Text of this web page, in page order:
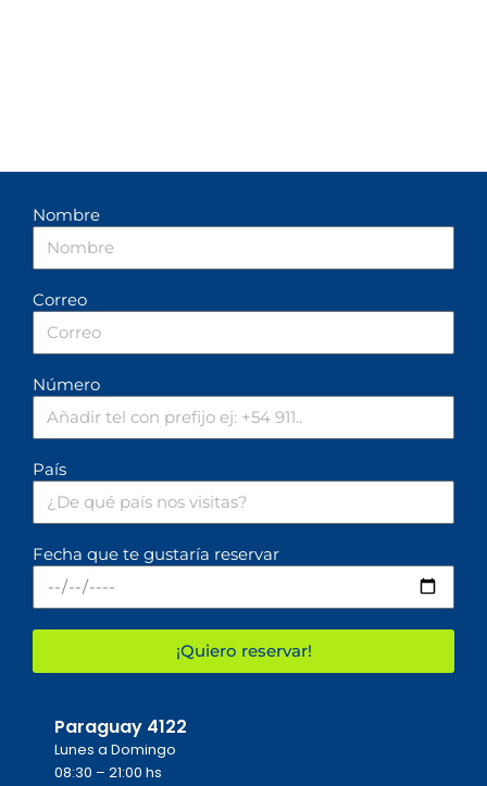
Nombre
Correo
Número
País
Fecha que te gustaría reservar
¡Quiero reservar!
Paraguay 4122
Lunes a Domingo
08:30 – 21:00 hs